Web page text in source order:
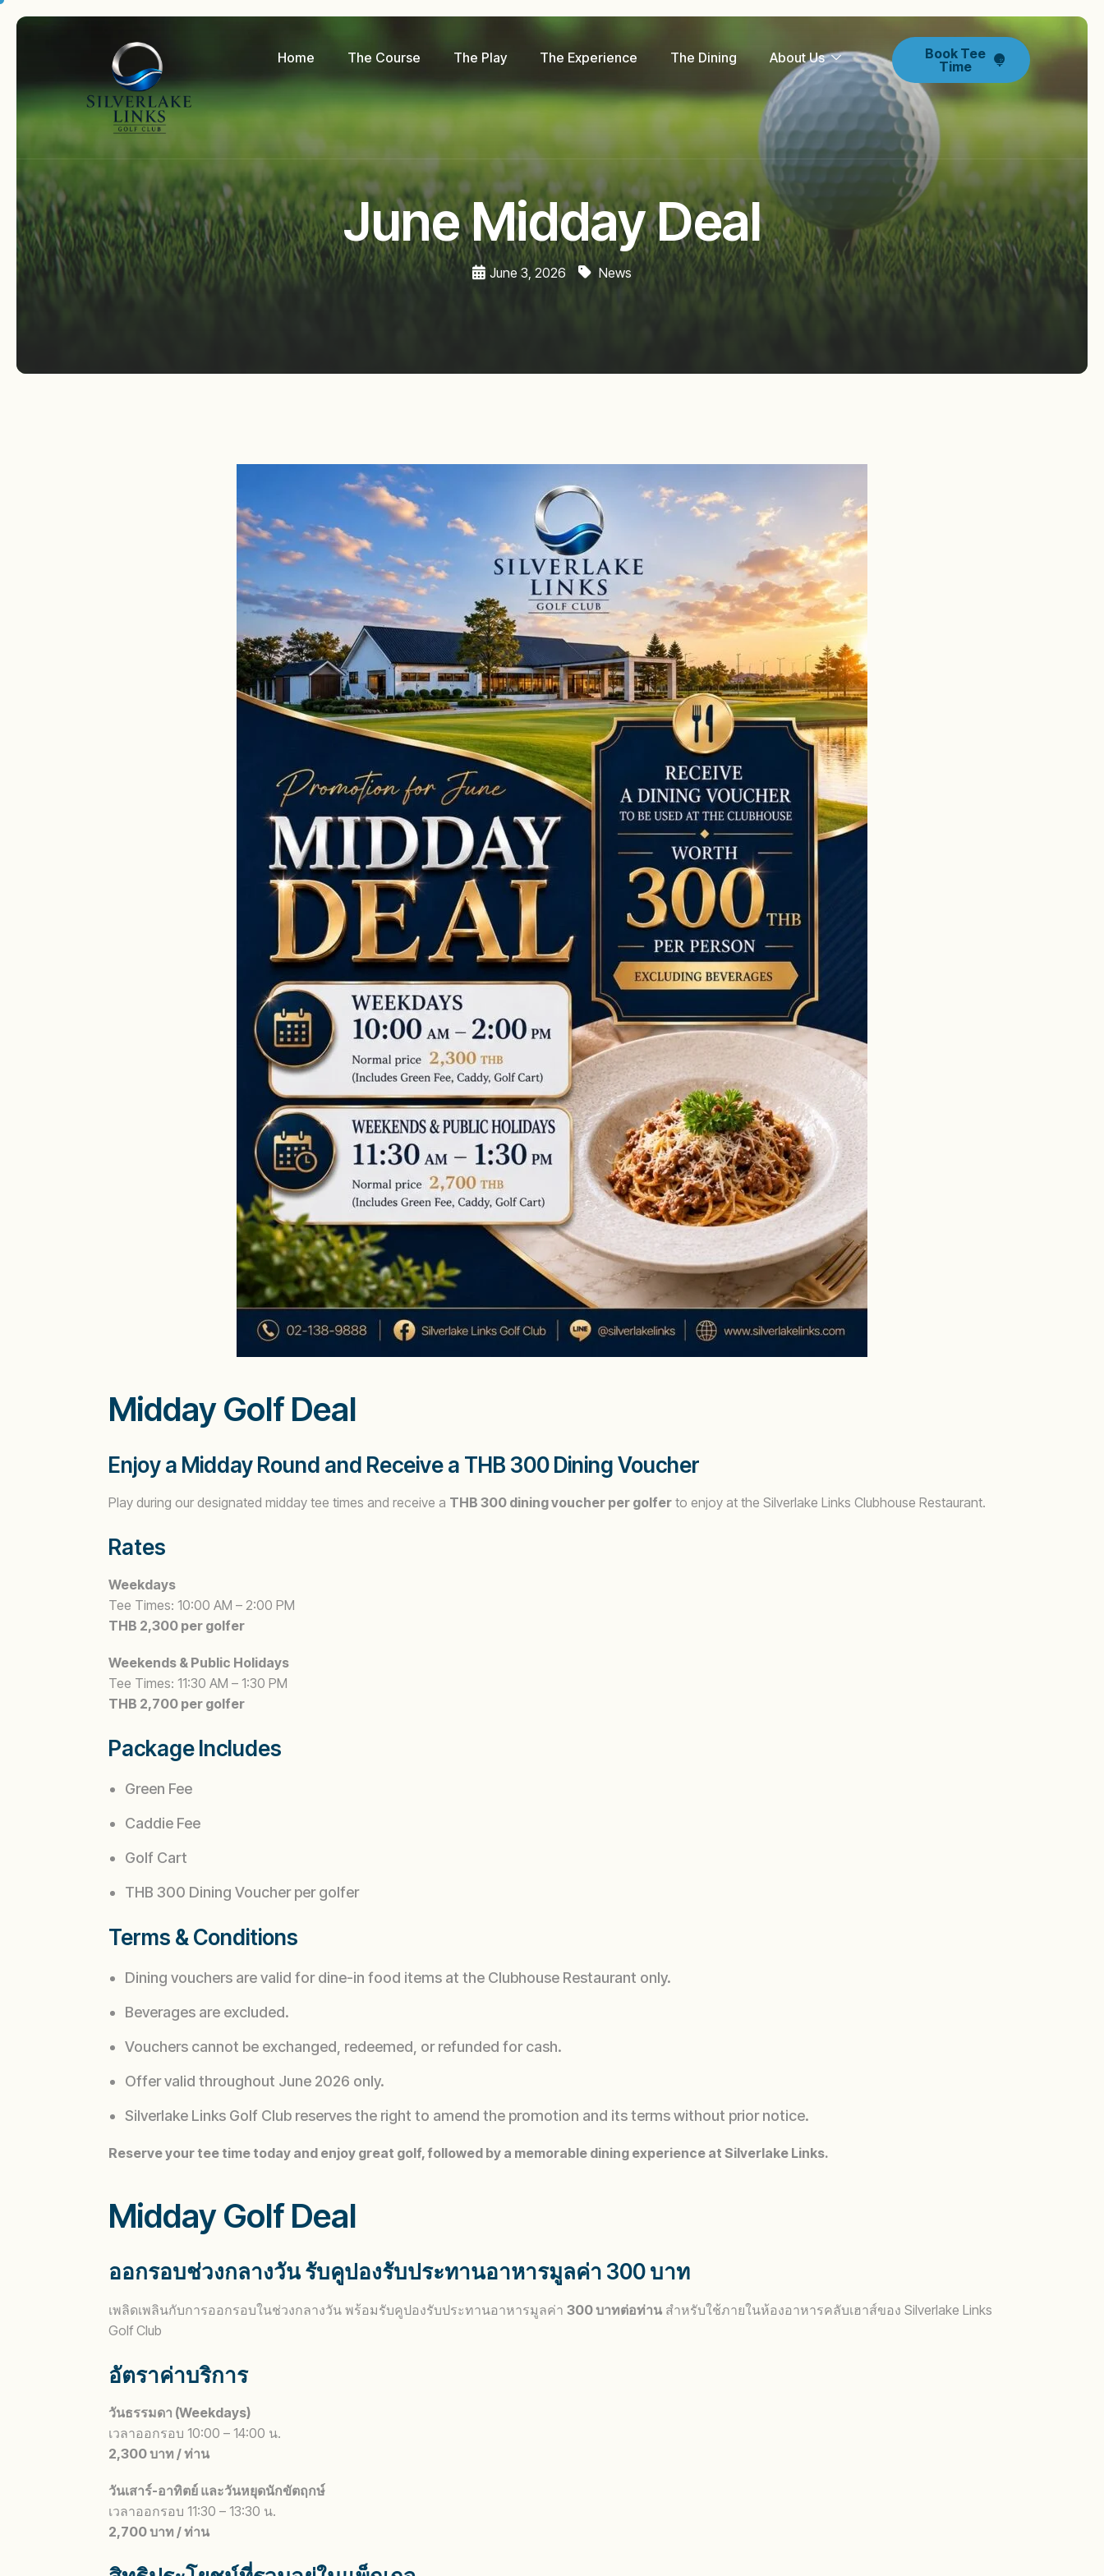
Home The Course The Play The Experience The Dining About Us
Book Tee
Time
June Midday Deal
June 3, 2026 News
Midday Golf Deal
Enjoy a Midday Round and Receive a THB 300 Dining Voucher
Play during our designated midday tee times and receive a THB 300 dining voucher per golfer to enjoy at the Silverlake Links Clubhouse Restaurant.
Rates
Weekdays
Tee Times: 10:00 AM – 2:00 PM
THB 2,300 per golfer
Weekends & Public Holidays
Tee Times: 11:30 AM – 1:30 PM
THB 2,700 per golfer
Package Includes
Green Fee
Caddie Fee
Golf Cart
THB 300 Dining Voucher per golfer
Terms & Conditions
Dining vouchers are valid for dine-in food items at the Clubhouse Restaurant only.
Beverages are excluded.
Vouchers cannot be exchanged, redeemed, or refunded for cash.
Offer valid throughout June 2026 only.
Silverlake Links Golf Club reserves the right to amend the promotion and its terms without prior notice.
Reserve your tee time today and enjoy great golf, followed by a memorable dining experience at Silverlake Links.
Midday Golf Deal
ออกรอบช่วงกลางวัน รับคูปองรับประทานอาหารมูลค่า 300 บาท
เพลิดเพลินกับการออกรอบในช่วงกลางวัน พร้อมรับคูปองรับประทานอาหารมูลค่า 300 บาทต่อท่าน สำหรับใช้ภายในห้องอาหารคลับเฮาส์ของ Silverlake Links
Golf Club
อัตราค่าบริการ
วันธรรมดา (Weekdays)
เวลาออกรอบ 10:00 – 14:00 น.
2,300 บาท / ท่าน
วันเสาร์-อาทิตย์ และวันหยุดนักขัตฤกษ์
เวลาออกรอบ 11:30 – 13:30 น.
2,700 บาท / ท่าน